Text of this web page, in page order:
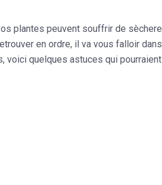
plantes peuvent souffrir de
en ordre, il va vous falloir
voici quelques astuces qui